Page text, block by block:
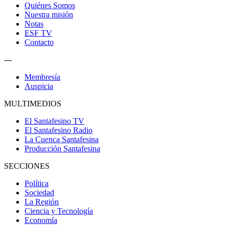
Quiénes Somos
Nuestra misión
Notas
ESF TV
Contacto
---
Membresía
Auspicia
MULTIMEDIOS
El Santafesino TV
El Santafesino Radio
La Cuenca Santafesina
Producción Santafesina
SECCIONES
Política
Sociedad
La Región
Ciencia y Tecnología
Economía